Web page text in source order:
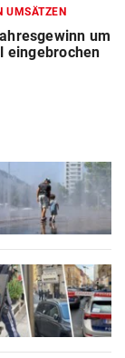
UMSÄTZEN
um
eingebrochen